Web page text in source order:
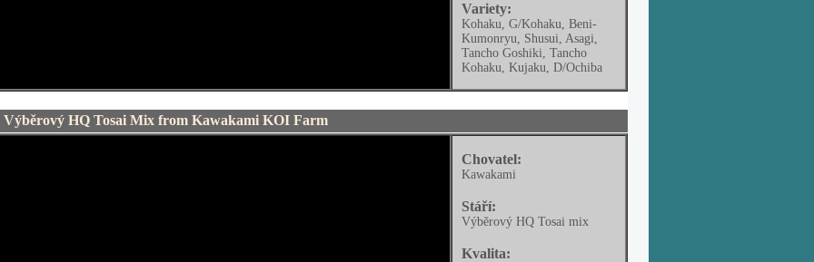
Variety:
Kohaku, G/Kohaku, Beni-
Kumonryu, Shusui, Asagi,
Tancho Goshiki, Tancho
Kohaku, Kujaku, D/Ochiba
HQ Tosai Mix from Kawakami KOI Farm
Chovatel:
Kawakami
Stáří:
Výběrový HQ Tosai mix
Kvalita: